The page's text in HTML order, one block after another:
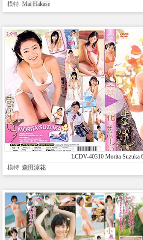
模特: Mai Hakase
LCDV-40310 Morita Suzuka
模特: 森田涼花